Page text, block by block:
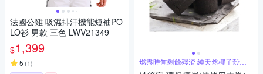
法國公雞 吸濕排汗機能短袖PO
LO衫 男款 三色 LWV21349
$1,399
5 (1) 燃盡時無剩餘殘渣 純天然椰子殼碳
化完成